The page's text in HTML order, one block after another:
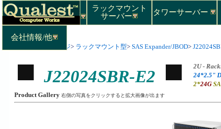
ラックマウント
サーバー
タワーサーバー
会社情報/他
ストレージ> ラックマウント型> SAS Expander/JBOD>
J22024SBR-E2
2U -
24*2.5"
2*24G
Product Gallery 右側の写真をクリックすると拡大画像が出ます